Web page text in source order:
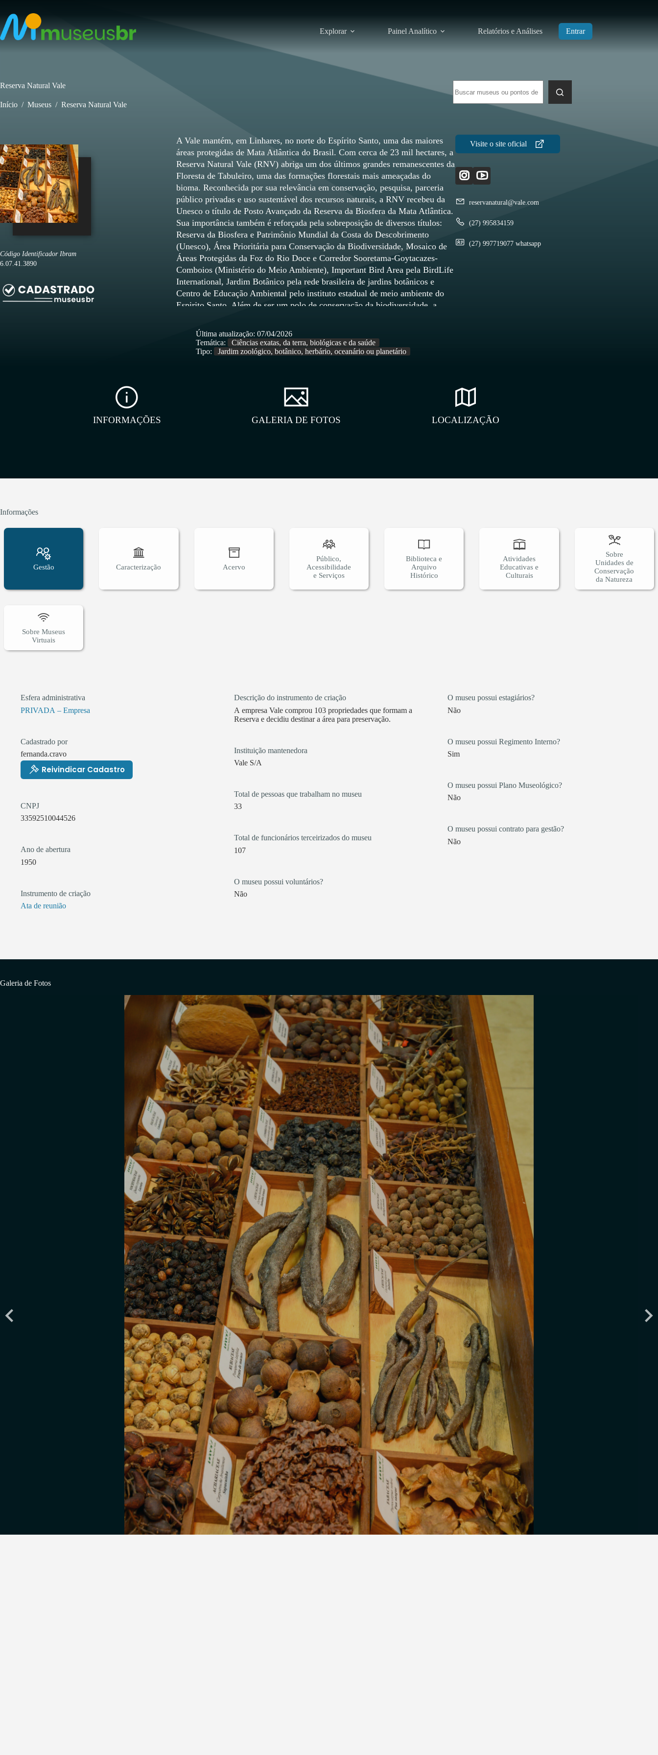
para
conteúdo
Explorar Painel Analítico Relatórios e Análises Entrar
resultados
Reserva Natural Vale
Início / Museus / Reserva Natural Vale
Código Identificador Ibram
6.07.41.3890
reservanatural@vale.com
(27) 995834159
(27) 997719077 whatsapp
A Vale mantém, em Linhares, no norte do Espírito Santo, uma das maiores
áreas protegidas de Mata Atlântica do Brasil. Com cerca de 23 mil hectares, a
Reserva Natural Vale (RNV) abriga um dos últimos grandes remanescentes da
Floresta de Tabuleiro, uma das formações florestais mais ameaçadas do
bioma. Reconhecida por sua relevância em conservação, pesquisa, parceria
público privadas e uso sustentável dos recursos naturais, a RNV recebeu da
Unesco o título de Posto Avançado da Reserva da Biosfera da Mata Atlântica.
Sua importância também é reforçada pela sobreposição de diversos títulos:
Reserva da Biosfera e Patrimônio Mundial da Costa do Descobrimento
(Unesco), Área Prioritária para Conservação da Biodiversidade, Mosaico de
Áreas Protegidas da Foz do Rio Doce e Corredor Sooretama-Goytacazes-
Comboios (Ministério do Meio Ambiente), Important Bird Area pela BirdLife
International, Jardim Botânico pela rede brasileira de jardins botânicos e
Centro de Educação Ambiental pelo instituto estadual de meio ambiente do
Espirito Santo. Além de ser um polo de conservação da biodiversidade, a
silvicultura, sistemas agroflorestais e educação ambiental. Desde sua
aquisição pela Vale, na década de 1950, já foram catalogadas mais de 2 mil
espécies vegetais, 1500 espécies de insetos, 103 de mamíferos, 59 de
Verde e das Águas, uma das principais rotas turísticas do Espírito Santo. A
estrutura inclui trilhas, torre de observação, oficinas ecológicas e uma sala de
vermelho (Crax blumenbachii), o gavião-real (Harpia hapyja), a onça-pintada
realizar a observação de aves e realizar a submissão de pesquisa é necessário
Última atualização: 07/04/2026
Temática:
Ciências exatas, da terra, biológicas e da saúde
Tipo:
Jardim zoológico, botânico, herbário, oceanário ou planetário
INFORMAÇÕES GALERIA DE FOTOS LOCALIZAÇÃO
Informações
Gestão
Esfera administrativa
PRIVADA – Empresa
Cadastrado por
fernanda.cravo
Reivindicar Cadastro
CNPJ
33592510044526
Ano de abertura
1950
Instrumento de criação
Ata de reunião
Descrição do instrumento de criação
A empresa Vale comprou 103 propriedades que formam a
Reserva e decidiu destinar a área para preservação.
Instituição mantenedora
Vale S/A
Total de pessoas que trabalham no museu
33
Total de funcionários terceirizados do museu
107
O museu possui voluntários?
Não
O museu possui estagiários?
Não
O museu possui Regimento Interno?
Sim
O museu possui Plano Museológico?
Não
O museu possui contrato para gestão?
Não
Caracterização Acervo
Público,
Acessibilidade
e Serviços
Biblioteca e
Arquivo
Histórico
Atividades
Educativas e
Culturais
Sobre
Unidades de
Conservação
da Natureza
Sobre Museus
Virtuais
Galeria de Fotos